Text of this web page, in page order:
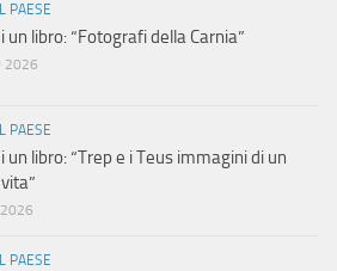
PAESE
un libro: “Fotografi della Carnia”
2026
PAESE
un libro: “Trep e i Teus immagini di un
PAESE